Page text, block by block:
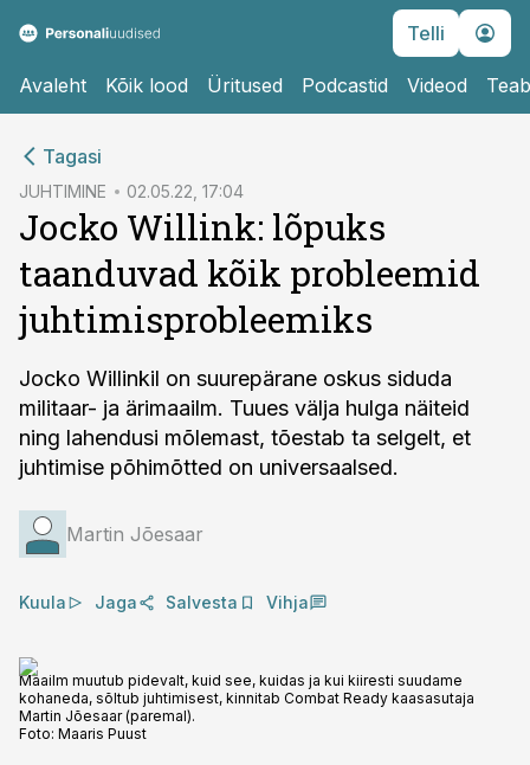
Telli
Avaleht Kõik lood Üritused Podcastid Videod
Tagasi
JUHTIMINE 02.05.22, 17:04
Jocko Willink: lõpuks
taanduvad kõik probleemid
juhtimisprobleemiks
Jocko Willinkil on suurepärane oskus siduda
militaar- ja ärimaailm. Tuues välja hulga näiteid
ning lahendusi mõlemast, tõestab ta selgelt, et
juhtimise põhimõtted on universaalsed.
Martin Jõesaar
Kuula Jaga Salvesta Vihja
Maailm muutub pidevalt, kuid see, kuidas ja kui kiiresti suudame
kohaneda, sõltub juhtimisest, kinnitab Combat Ready kaasasutaja
Martin Jõesaar (paremal).
Foto: Maaris Puust